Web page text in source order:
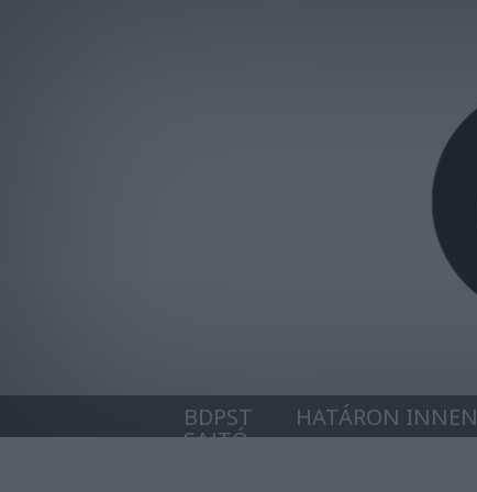
BDPST HATÁRON INNEN
SAJTÓ